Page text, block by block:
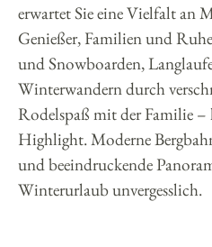
erwartet Sie eine Vielfalt an
Genießer, Familien und
und Snowboarden,
Winterwandern durch
Rodelspaß mit der Familie –
Highlight. Moderne
und beeindruckende
Winterurlaub unvergesslich.